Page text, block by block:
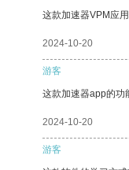
这款加速器VPM应
2024-10-20
游客
这款加速器app的功
2024-10-20
游客